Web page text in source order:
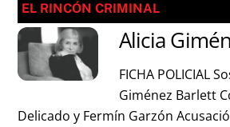
EL RINCÓN CRIMINAL
Alicia
FICHA POLICIAL
Giménez Barlett
Delicado y Fermín Garzón